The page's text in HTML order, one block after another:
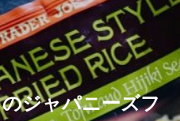
ジャパニーズフ